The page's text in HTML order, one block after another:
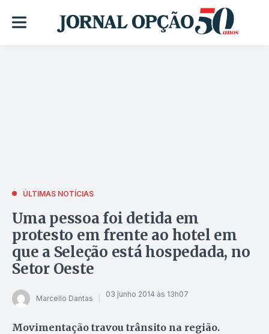
ÚLTIMAS NOTÍCIAS
Uma pessoa foi detida em
protesto em frente ao hotel em
que a Seleção está hospedada, no
Setor Oeste
Marcello Dantas 03 junho 2014 às 13h07
Movimentação travou trânsito na região.